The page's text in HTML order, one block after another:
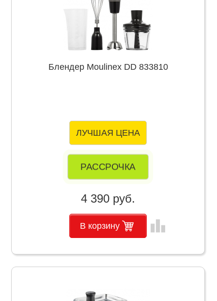
Блендер Moulinex DD 833810
ЛУЧШАЯ ЦЕНА
РАССРОЧКА
4 390 руб.
В корзину leaderboard